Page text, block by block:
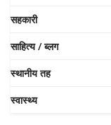
सहकारी
साहित्य / ब्लग
स्थानीय तह
स्वास्थ्य